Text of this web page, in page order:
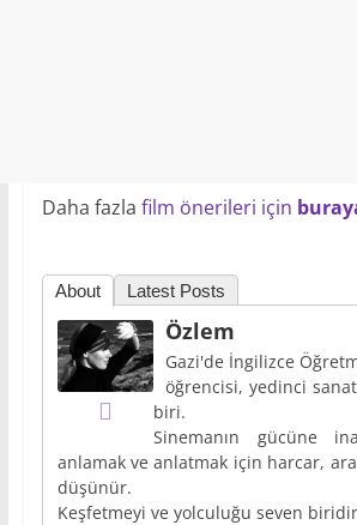
Daha fazla film önerileri için
About Latest Posts
Özlem
Gazi'de İngilizce
öğrencisi, yedinci
biri.
Sinemanın gücüne
anlamak ve anlatmak için harcar,
düşünür.
Keşfetmeyi ve yolculuğu seven